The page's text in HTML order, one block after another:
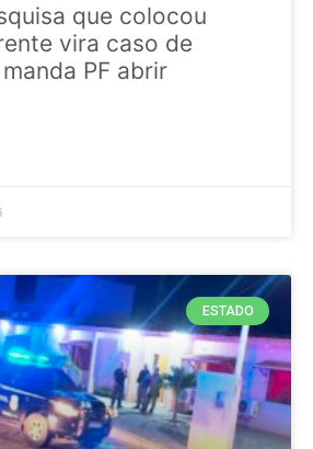
que colocou
vira caso de
PF abrir
ESTADO